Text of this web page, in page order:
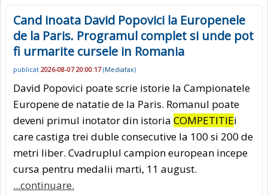
Cand inoata David Popovici la Europenele
de la Paris. Programul complet si unde pot
fi urmarite cursele in Romania
publicat 2026-08-07 20:00:17(Mediafax)
David Popovici poate scrie istorie la Campionatele
Europene de natatie de la Paris. Romanul poate
deveni primul inotator din istoria COMPETITIEi
care castiga trei duble consecutive la 100 si 200 de
metri liber. Cvadruplul campion european incepe
cursa pentru medalii marti, 11 august.
...continuare.